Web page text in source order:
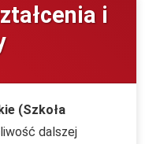
i
(Szkoła
dalszej